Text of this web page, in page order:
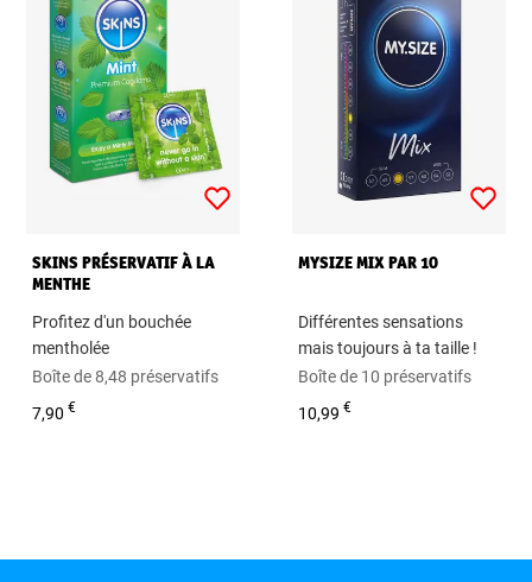
SKINS PRÉSERVATIF À LA
MENTHE
Profitez d'un bouchée
mentholée
Boîte de 8,48 préservatifs
7,90€
MYSIZE MIX PAR 10
Différentes sensations
mais toujours à ta taille !
Boîte de 10 préservatifs
10,99€